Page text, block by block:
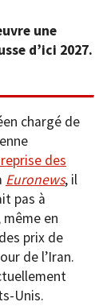
une
d’ici 2027.
chargé de
des
Euronews, il
pas à
en
prix de
de l’Iran.
Unis.